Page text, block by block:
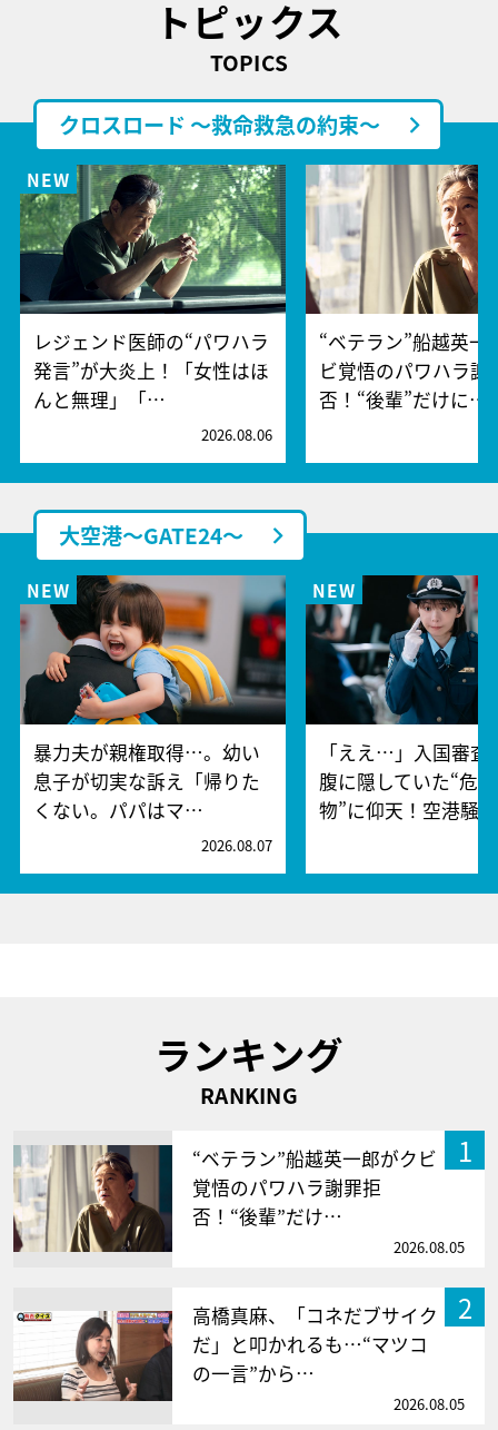
トピックス
TOPICS
クロスロード ～救命救急の約束～
レジェンド医師の“パワハラ
発言”が大炎上！「女性はほ
んと無理」「…
2026.08.06
“ベテラン”船越英一
ビ覚悟のパワハラ謝
否！“後輩”だけに…
大空港～GATE24～
暴力夫が親権取得…。幼い
息子が切実な訴え「帰りた
くない。パパはマ…
2026.08.07
「ええ…」入国審査
腹に隠していた“危
物”に仰天！空港騒
ランキング
RANKING
1
“ベテラン”船越英一郎がクビ
覚悟のパワハラ謝罪拒
否！“後輩”だけ…
2026.08.05
2
高橋真麻、「コネだブサイク
だ」と叩かれるも…“マツコ
の一言”から…
2026.08.05